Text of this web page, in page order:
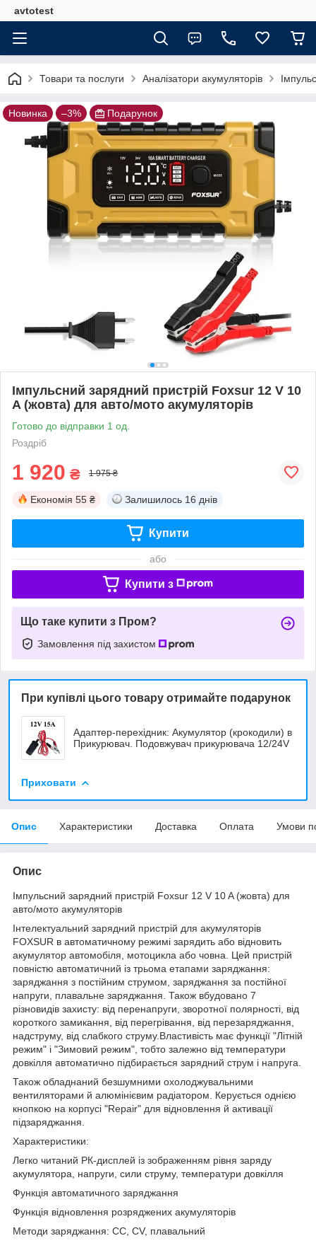
avtotest
Товари та послуги Аналізатори акумуляторів
Новинка –3% Подарунок
Імпульсний зарядний пристрій Foxsur 12 V 10
A (жовта) для авто/мото акумуляторів
Готово до відправки 1 од.
Роздріб
1 920 ₴ 1 975 ₴
Економія 55 ₴ Залишилось 16 днів
Купити
або
Купити з
Що таке купити з Пром?
Замовлення під захистом
При купівлі цього товару отримайте подарунок
Адаптер-перехідник: Акумулятор (крокодили) в
Прикурювач. Подовжувач прикурювача 12/24V
Приховати
Опис Характеристики Доставка Оплата Умови
Опис
Імпульсний зарядний пристрій Foxsur 12 V 10 A (жовта) для
авто/мото акумуляторів
Інтелектуальний зарядний пристрій для акумуляторів
FOXSUR в автоматичному режимі зарядить або відновить
акумулятор автомобіля, мотоцикла або човна. Цей пристрій
повністю автоматичний із трьома етапами заряджання:
заряджання з постійним струмом, заряджання за постійної
напруги, плавальне заряджання. Також вбудовано 7
різновидів захисту: від перенапруги, зворотної полярності, від
короткого замикання, від перегрівання, від перезаряджання,
надструму, від слабкого струму.Властивість має функції "Літній
режим" і "Зимовий режим", тобто залежно від температури
довкілля автоматично підбирається зарядний струм і напруга.
Також обладнаний безшумними охолоджувальними
вентиляторами й алюмінієвим радіатором. Керується однією
кнопкою на корпусі "Repair" для відновлення й активації
підзаряджання.
Характеристики:
Легко читаний РК-дисплей із зображенням рівня заряду
акумулятора, напруги, сили струму, температури довкілля
Функція автоматичного заряджання
Функція відновлення розряджених акумуляторів
Методи заряджання: CC, CV, плавальний